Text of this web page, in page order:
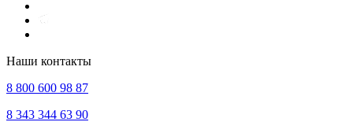
Наши контакты
8 800 600 98 87
8 343 344 63 90